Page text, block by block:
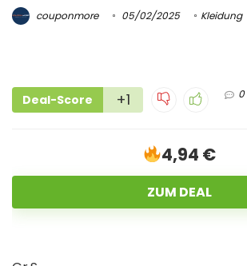
couponmore 05/02/2025 Kleidung
Deal-Score +1 0
4,94 €
ZUM DEAL